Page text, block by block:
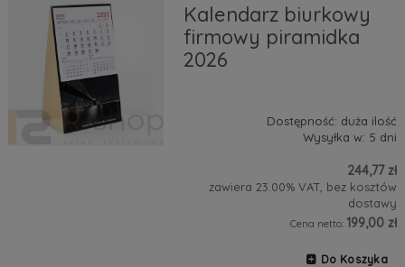
Kalendarz biurkowy
firmowy piramidka
2026
Dostępność: duża ilość
Wysyłka w: 5 dni
244,77 zł
zawiera 23.00% VAT, bez kosztów
dostawy
Cena netto: 199,00 zł
Do Koszyka